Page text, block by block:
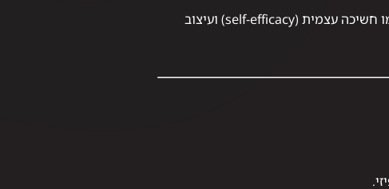
בנוסף, מחקר שנעשה על MOOCs (קורסים מקוונים פתוחים) בתחום החשבונאות מראה כי גורמים כמו חשיכה עצמית (self-efficacy) ועיצוב